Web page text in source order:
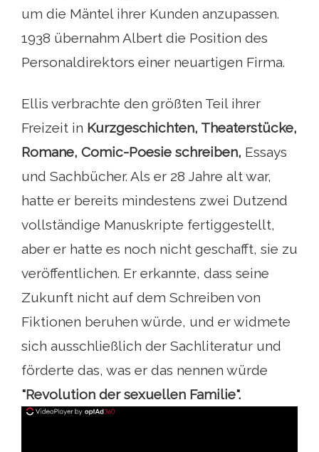
um die Mäntel ihrer Kunden anzupassen.
1938 übernahm Albert die Position des
Personaldirektors einer neuartigen Firma.
Ellis verbrachte den größten Teil ihrer
Freizeit in Kurzgeschichten, Theaterstücke,
Romane, Comic-Poesie schreiben, Essays
und Sachbücher. Als er 28 Jahre alt war,
hatte er bereits mindestens zwei Dutzend
vollständige Manuskripte fertiggestellt,
aber er hatte es noch nicht geschafft, sie zu
veröffentlichen. Er erkannte, dass seine
Zukunft nicht auf dem Schreiben von
Fiktionen beruhen würde, und er widmete
sich ausschließlich der Sachliteratur und
förderte das, was er das nennen würde
"Revolution der sexuellen Familie".